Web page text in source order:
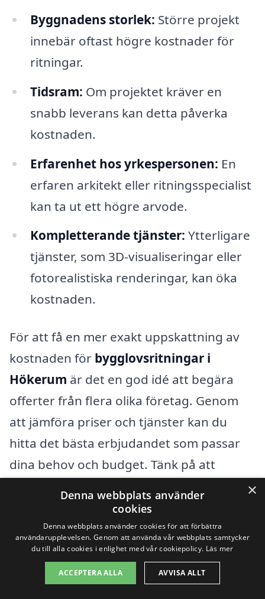
Byggnadens storlek: Större projekt
innebär oftast högre kostnader för
ritningar.
Tidsram: Om projektet kräver en
snabb leverans kan detta påverka
kostnaden.
Erfarenhet hos yrkespersonen: En
erfaren arkitekt eller ritningsspecialist
kan ta ut ett högre arvode.
Kompletterande tjänster: Ytterligare
tjänster, som 3D-visualiseringar eller
fotorealistiska renderingar, kan öka
kostnaden.
För att få en mer exakt uppskattning av
kostnaden för bygglovsritningar i
Hökerum är det en god idé att begära
offerter från flera olika företag. Genom
att jämföra priser och tjänster kan du
hitta det bästa erbjudandet som passar
dina behov och budget. Tänk på att
för hela projektets framgång, så välj en
leverantör med bra referenser och
erfarenhet inom området.
×
Denna webbplats använder
cookies
Denna webbplats använder cookies för att förbättra
användarupplevelsen. Genom att använda vår webbplats samtycker
du till alla cookies i enlighet med vår cookiepolicy. Läs mer
ACCEPTERA ALLA AVVISA ALLT